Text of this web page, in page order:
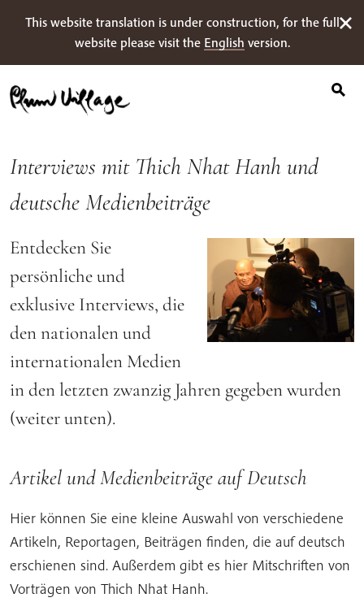
This website translation is under construction, for the full
website please visit the English version.
nach:
Interviews mit Thich Nhat Hanh und
deutsche Medienbeiträge
Entdecken Sie
persönliche und
exklusive Interviews, die
den nationalen und
internationalen Medien
in den letzten zwanzig Jahren gegeben wurden
(weiter unten).
Artikel und Medienbeiträge auf Deutsch
Hier können Sie eine kleine Auswahl von verschiedene
Artikeln, Reportagen, Beiträgen finden, die auf deutsch
erschienen sind. Außerdem gibt es hier Mitschriften von
Vorträgen von Thich Nhat Hanh.